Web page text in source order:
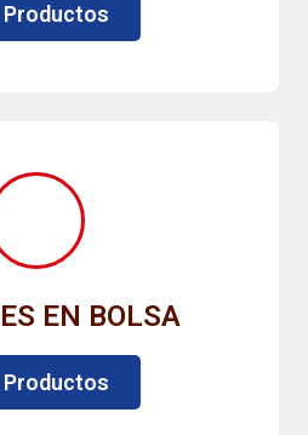
Productos
EN BOLSA
Productos